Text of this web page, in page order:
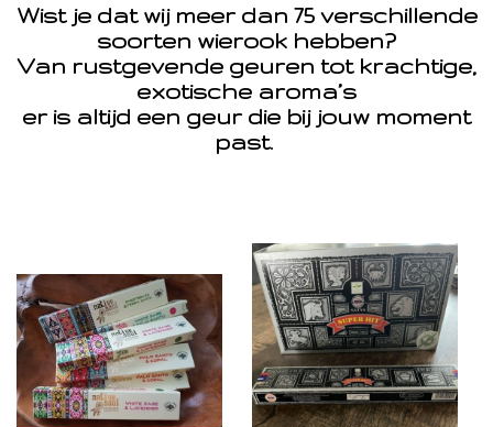
Wist je dat wij meer dan 75 verschillende
soorten wierook hebben?
Van rustgevende geuren tot krachtige,
exotische aroma’s
er is altijd een geur die bij jouw moment
past.